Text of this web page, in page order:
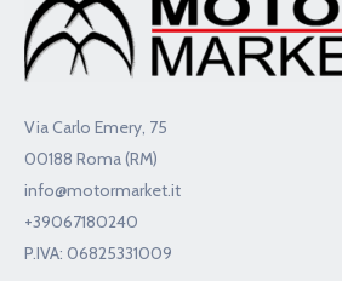
Via Carlo Emery, 75
00188 Roma (RM)
info@motormarket.it
+39067180240
P.IVA: 06825331009